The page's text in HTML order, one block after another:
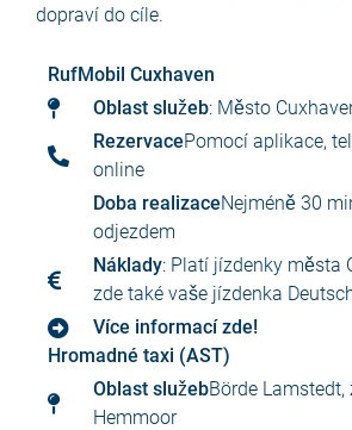
dopraví do cíle.
RufMobil Cuxhaven
Oblast služeb: Město
RezervacePomocí aplikace,
online
Doba realizaceNejméně 30
odjezdem
Náklady: Platí jízdenky města
zde také vaše jízdenka
Více informací zde!
Hromadné taxi (AST)
Oblast služebBörde Lamstedt,
Hemmoor